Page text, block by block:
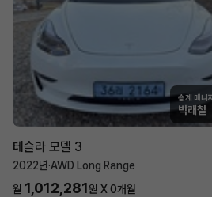
승계 매니
박래철
테슬라 모델 3
2022년·AWD Long Range
월 1,012,281원 X0개월